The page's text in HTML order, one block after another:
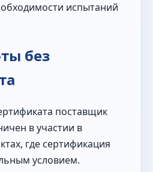
испытаний
без
поставщик
в участии в
где сертификация
условием.